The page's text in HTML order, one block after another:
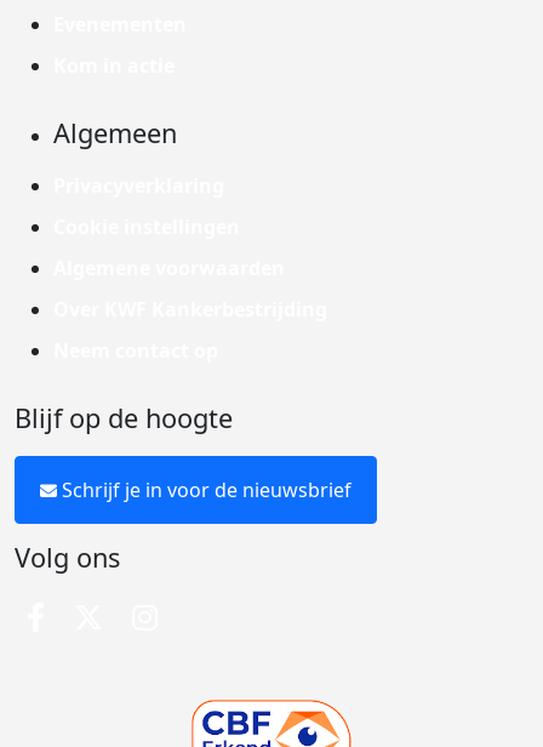
Algemeen
Blijf op de hoogte
Schrijf je in voor de nieuwsbrief
Volg ons